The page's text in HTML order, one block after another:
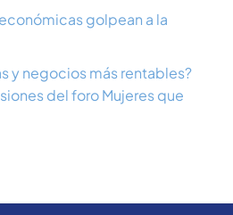
golpean a la
y negocios más rentables?
del foro Mujeres que